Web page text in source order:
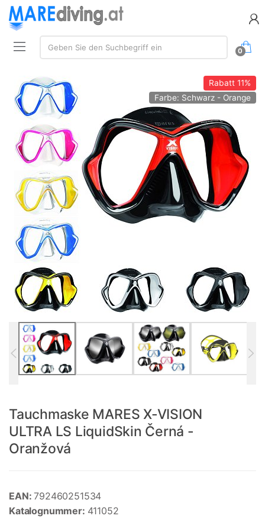
Suchen:
Geben Sie den Suchbegriff ein
0
Rabatt11%
Farbe: Schwarz - Orange
Tauchmaske MARES X-VISION
ULTRA LS LiquidSkin Černá -
Oranžová
EAN: 792460251534
Katalognummer: 411052